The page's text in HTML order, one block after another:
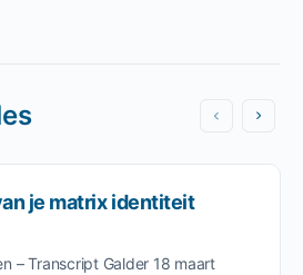
je matrix identiteit
– Transcript Galder 18 maart